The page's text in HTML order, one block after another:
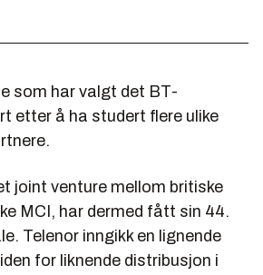
som har valgt det BT-
etter å ha studert flere ulike
joint venture mellom britiske
MCI, har dermed fått sin 44.
Telenor inngikk en lignende
for liknende distribusjon i